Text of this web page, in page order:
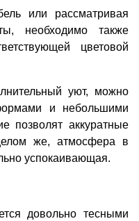
или рассматривая
необходимо также
цветовой
уют, можно
и небольшими
позволят аккуратные
же, атмосфера в
успокаивающая.
довольно тесными